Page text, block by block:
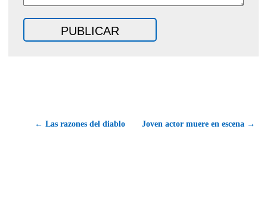
← Las razones del diablo Joven actor muere en escena →